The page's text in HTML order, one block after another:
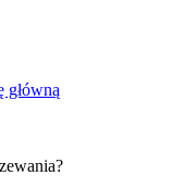
główną